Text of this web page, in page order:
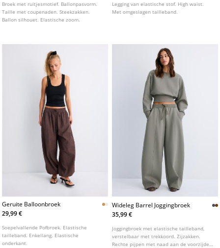
Broek met ruitjesmotief. Ballonpasvorm.
Taille met coupenaden. Steekzakken.
Ballon silhouet. Elastische zoom.
Legging van elastische stof. High waist.
Met omgeslagen tailleband.
Geruite Balloonbroek
29,99 €
Soepelvallende Pofbroek. Elastische
tailleband. Enkellang. Elastische
onderkant.
Wideleg Barrel Joggingbroek
35,99 €
Joggingbroek met elastische tailleband,
verstelbaar met trekkoord. Zijzakken.
Rechte pijpen met naad aan de voorzijde.